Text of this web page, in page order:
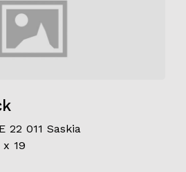
22 011 Saskia
x 19